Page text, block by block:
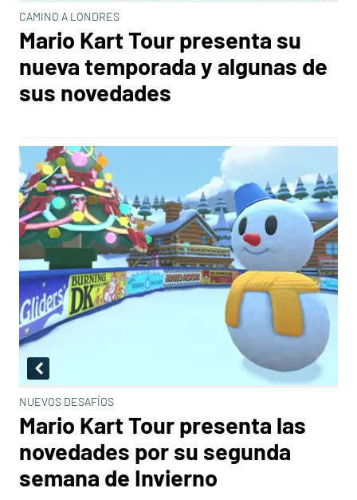
CAMINO A LONDRES
Mario Kart Tour presenta su
nueva temporada y algunas de
sus novedades
NUEVOS DESAFÍOS
Mario Kart Tour presenta las
novedades por su segunda
semana de Invierno